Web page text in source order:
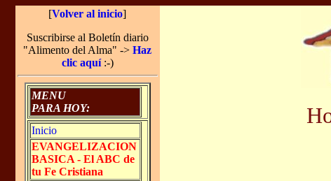
[Volver al inicio]
Suscribirse al Boletín diario
"Alimento del Alma" -> Haz
clic aquí:-)
MENU
PARA HOY:
Inicio
EVANGELIZACION
BASICA - El ABC de
tu Fe Cristiana